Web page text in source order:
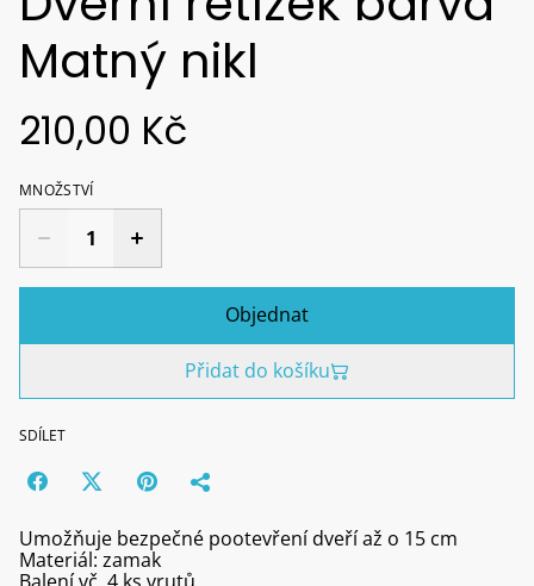
Matný nikl
210,00 Kč
MNOŽSTVÍ
Objednat
Přidat do košíku
SDÍLET
Umožňuje bezpečné pootevření dveří až o 15 cm
Materiál: zamak